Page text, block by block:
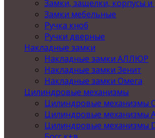
Замки, защелки, корпусы и
Замки мебельные
Ручка кноб
Ручки дверные
Накладные замки
Накладные замки АЛЛЮР
Накладные замки Зенит
Накладные замки Омега
Цилиндровые механизмы
Цилиндровые механизмы
Цилиндровые механизмы
Цилиндровые механизмы